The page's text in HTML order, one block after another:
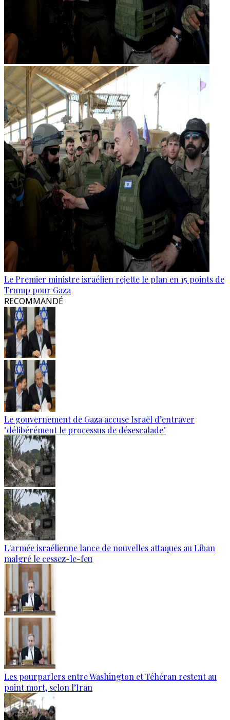
Le Premier ministre israélien rejette le plan en 15 points de
Trump pour Gaza
RECOMMANDÉ
Le gouvernement de Gaza accuse Israël d’entraver
"délibérément le processus de désescalade"
L'armée israélienne lance de nouvelles attaques au Liban
malgré le cessez-le-feu
Les pourparlers entre Washington et Téhéran restent au
point mort, selon l’Iran